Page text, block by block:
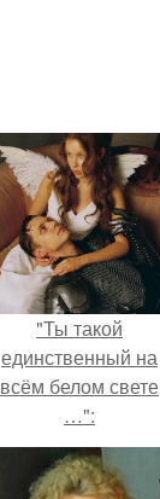
"Ты такой
единственный на
всём белом свете
…":